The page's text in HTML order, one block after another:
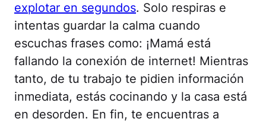
explotar en segundos. Solo respiras e
intentas guardar la calma cuando
escuchas frases como: ¡Mamá está
fallando la conexión de internet! Mientras
tanto, de tu trabajo te pidien información
inmediata, estás cocinando y la casa está
en desorden. En fin, te encuentras a